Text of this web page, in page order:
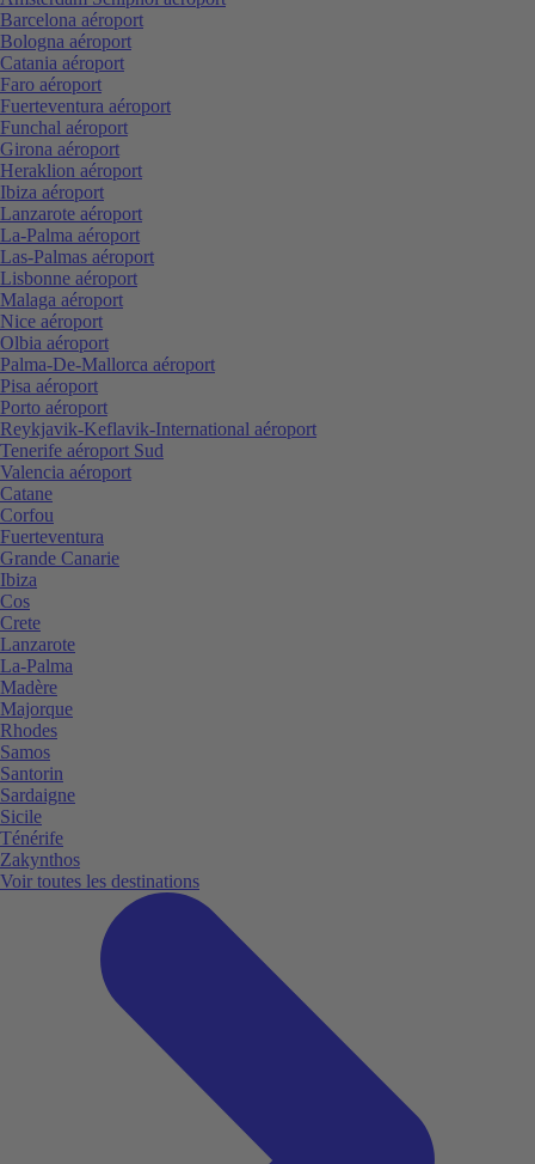
Barcelona aéroport
Bologna aéroport
Catania aéroport
Faro aéroport
Fuerteventura aéroport
Funchal aéroport
Girona aéroport
Heraklion aéroport
Ibiza aéroport
Lanzarote aéroport
La-Palma aéroport
Las-Palmas aéroport
Lisbonne aéroport
Malaga aéroport
Nice aéroport
Olbia aéroport
Palma-De-Mallorca aéroport
Pisa aéroport
Porto aéroport
Reykjavik-Keflavik-International aéroport
Tenerife aéroport Sud
Valencia aéroport
Catane
Corfou
Fuerteventura
Grande Canarie
Ibiza
Cos
Crete
Lanzarote
La-Palma
Madère
Majorque
Rhodes
Samos
Santorin
Sardaigne
Sicile
Ténérife
Zakynthos
Voir toutes les destinations